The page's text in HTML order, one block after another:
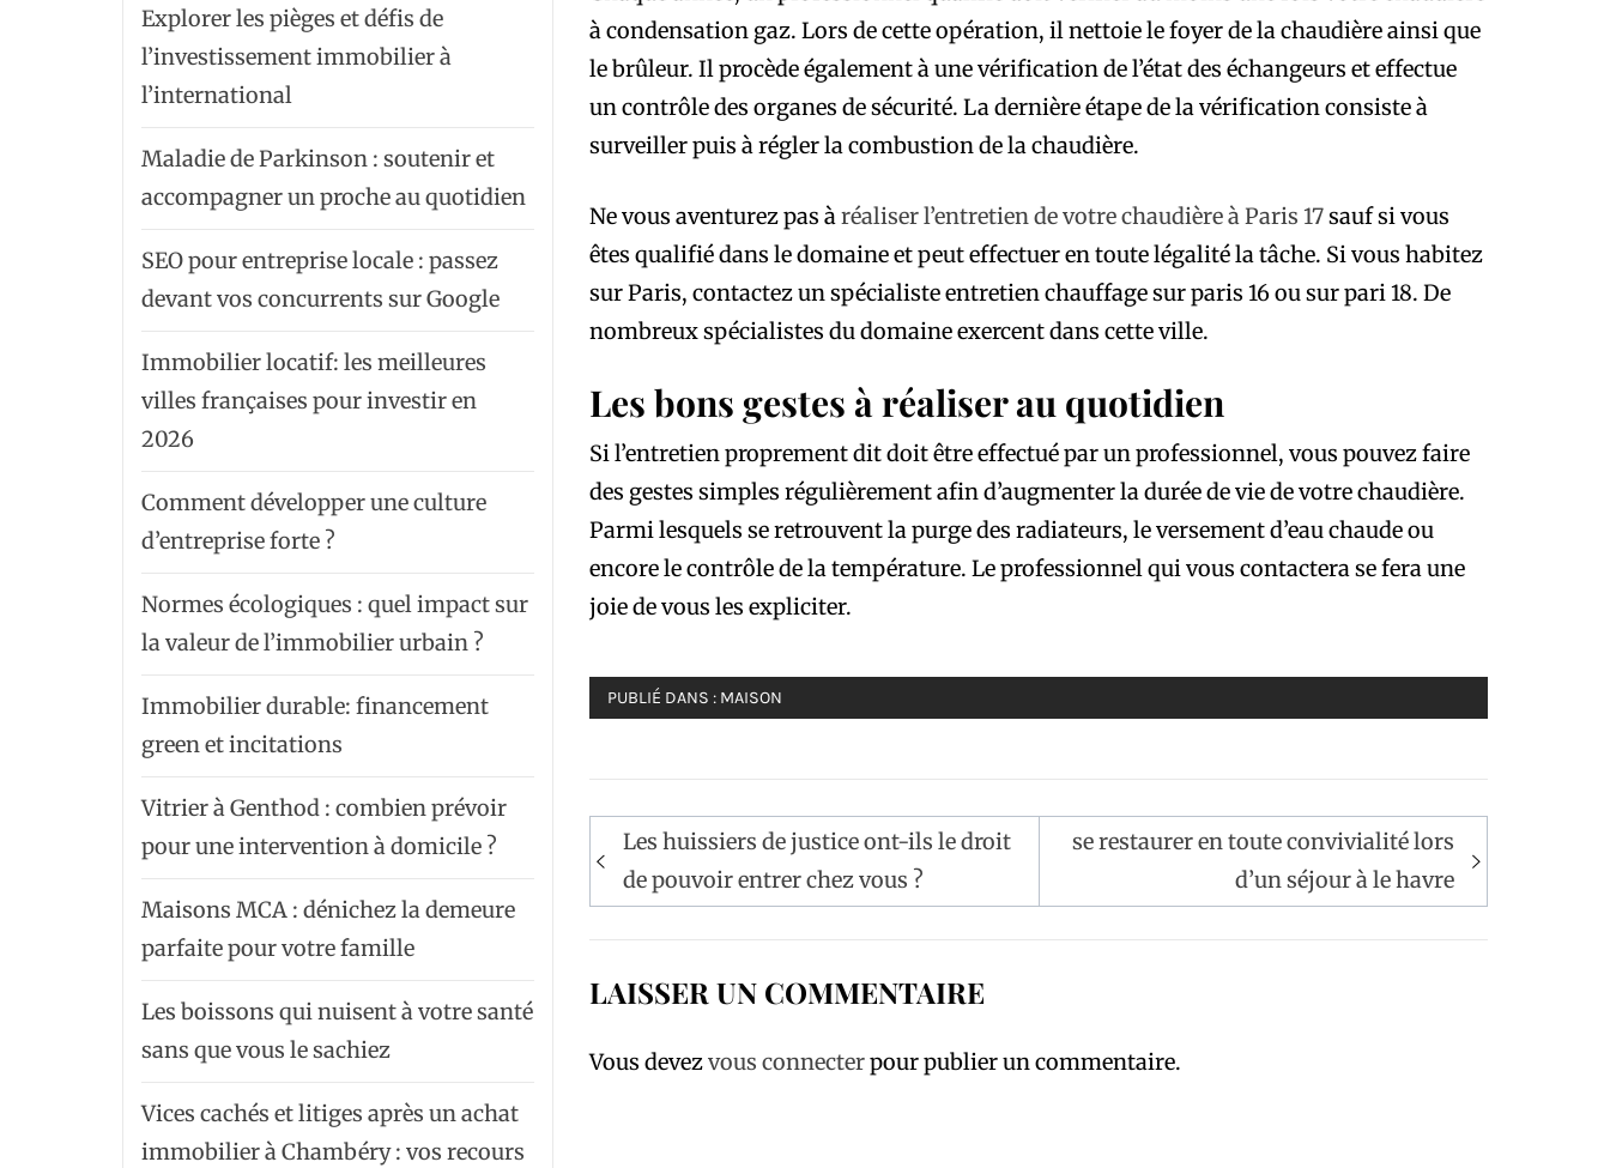
à condensation gaz. Lors de cette opération, il nettoie le foyer de la chaudière ainsi que
le brûleur. Il procède également à une vérification de l’état des échangeurs et effectue
un contrôle des organes de sécurité. La dernière étape de la vérification consiste à
surveiller puis à régler la combustion de la chaudière.
Ne vous aventurez pas àréaliser l’entretien de votre chaudière à Paris 17sauf si vous
êtes qualifié dans le domaine et peut effectuer en toute légalité la tâche. Si vous habitez
sur Paris, contactez un spécialiste entretien chauffage sur paris 16 ou sur pari 18. De
nombreux spécialistes du domaine exercent dans cette ville.
Les bons gestes à réaliser au quotidien
Si l’entretien proprement dit doit être effectué par un professionnel, vous pouvez faire
des gestes simples régulièrement afin d’augmenter la durée de vie de votre chaudière.
Parmi lesquels se retrouvent la purge des radiateurs, le versement d’eau chaude ou
encore le contrôle de la température. Le professionnel qui vous contactera se fera une
joie de vous les expliciter.
PUBLIÉ DANS : MAISON
Navigation
de
l’article
Les huissiers de justice ont-ils le droit
de pouvoir entrer chez vous ?
se restaurer en toute convivialité lors
d’un séjour à le havre
LAISSER UN COMMENTAIRE
Vous devezvous connecterpour publier un commentaire.
Explorer les pièges et défis de
l’investissement immobilier à
l’international
Maladie de Parkinson : soutenir et
accompagner un proche au quotidien
SEO pour entreprise locale : passez
devant vos concurrents sur Google
Immobilier locatif: les meilleures
villes françaises pour investir en
2026
Comment développer une culture
d’entreprise forte ?
Normes écologiques : quel impact sur
la valeur de l’immobilier urbain ?
Immobilier durable: financement
green et incitations
Vitrier à Genthod : combien prévoir
pour une intervention à domicile ?
Maisons MCA : dénichez la demeure
parfaite pour votre famille
Les boissons qui nuisent à votre santé
sans que vous le sachiez
Vices cachés et litiges après un achat
immobilier à Chambéry : vos recours